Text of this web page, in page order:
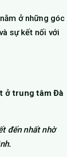
ở những góc
sự kết nối với
ở trung tâm Đà
đến nhất nhờ